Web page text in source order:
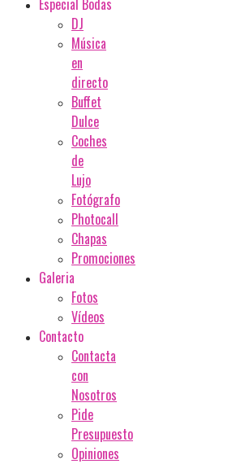
Especial Bodas
DJ
Música
en
directo
Buffet
Dulce
Coches
de
Lujo
Fotógrafo
Photocall
Chapas
Promociones
Galeria
Fotos
Vídeos
Contacto
Contacta
con
Nosotros
Pide
Presupuesto
Opiniones